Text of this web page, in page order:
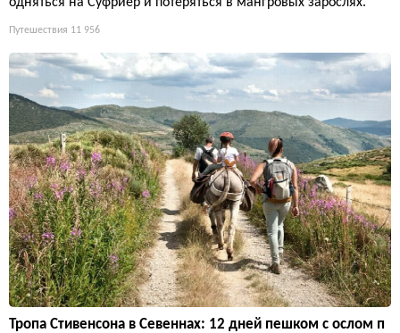
Путешествия 11 956
Тропа Стивенсона в Севеннах: 12 дней пешком с ослом п